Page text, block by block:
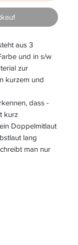
aus 3
und in s/w
zur
kurzem und
dass -
kurz
Doppelmitlaut
lang
man nur